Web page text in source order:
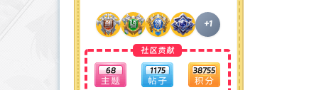
+1
社区贡献
68 1175 38755